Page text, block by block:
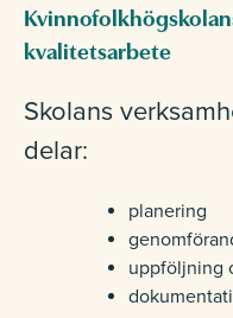
kvalitetsarbete
Skolans
delar:
planering
uppföljning